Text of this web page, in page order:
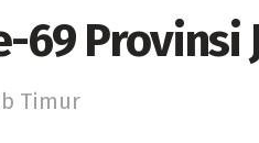
69 Provinsi
Timur